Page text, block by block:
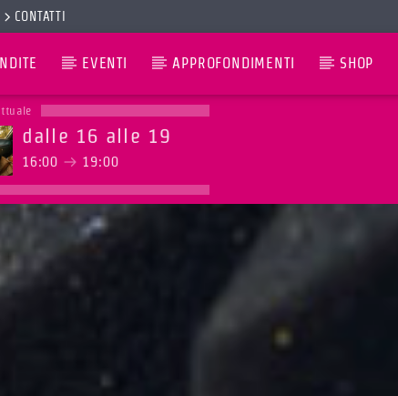
CONTATTI
EVENTI APPROFONDIMENTI SHOP
dalle 16 alle 19
16:00 19:00